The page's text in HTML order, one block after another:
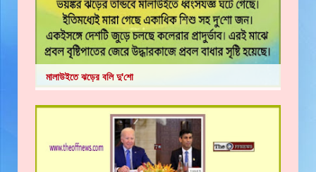
মালাউইতে ঝড়ের বলি দু'শো